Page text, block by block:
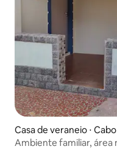
Casa de veraneio ⋅
Ambiente familiar, área